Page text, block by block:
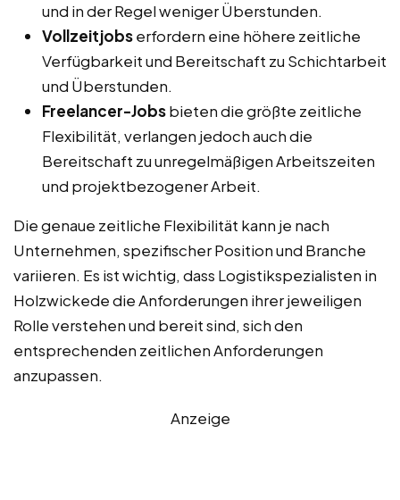
und in der Regel weniger Überstunden.
Vollzeitjobserfordern eine höhere zeitliche
Verfügbarkeit und Bereitschaft zu Schichtarbeit
und Überstunden.
Freelancer-Jobsbieten die größte zeitliche
Flexibilität, verlangen jedoch auch die
Bereitschaft zu unregelmäßigen Arbeitszeiten
und projektbezogener Arbeit.
Die genaue zeitliche Flexibilität kann je nach
Unternehmen, spezifischer Position und Branche
variieren. Es ist wichtig, dass Logistikspezialisten in
Holzwickede die Anforderungen ihrer jeweiligen
Rolle verstehen und bereit sind, sich den
entsprechenden zeitlichen Anforderungen
anzupassen.
Anzeige